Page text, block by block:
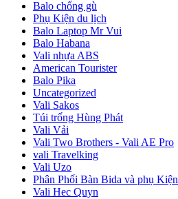
Balo chống gù
Phụ Kiện du lịch
Balo Laptop Mr Vui
Balo Habana
Vali nhựa ABS
American Tourister
Balo Pika
Uncategorized
Vali Sakos
Túi trống Hùng Phát
Vali Vải
Vali Two Brothers - Vali AE Pro
vali Travelking
Vali Uzo
Phân Phối Bàn Bida và phụ Kiện
Vali Hec Quyn